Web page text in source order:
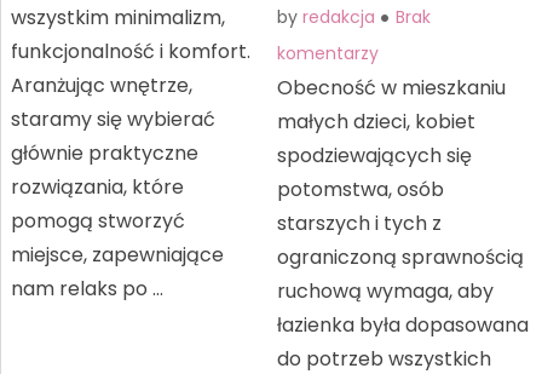
wszystkim minimalizm,
funkcjonalność i komfort.
Aranżując wnętrze,
staramy się wybierać
głównie praktyczne
rozwiązania, które
pomogą stworzyć
miejsce, zapewniające
nam relaks po …
byredakcja
Brak
komentarzy
Obecność w mieszkaniu
małych dzieci, kobiet
spodziewających się
potomstwa, osób
starszych i tych z
ograniczoną sprawnością
ruchową wymaga, aby
łazienka była dopasowana
do potrzeb wszystkich